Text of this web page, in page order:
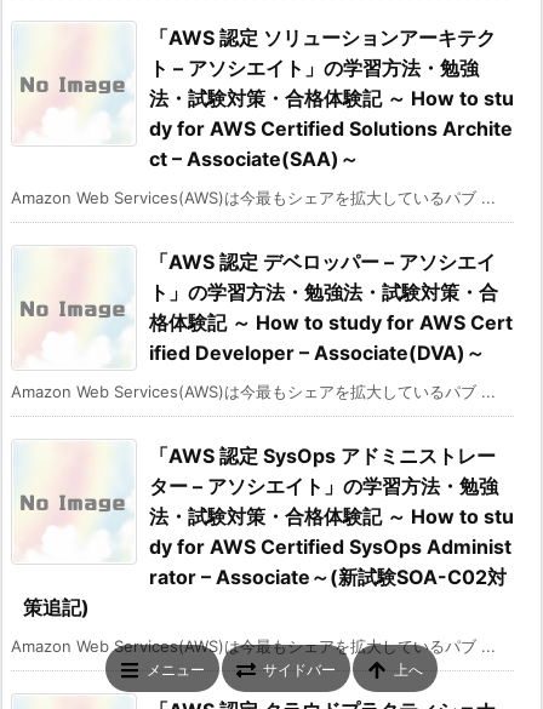
「AWS 認定 ソリューションアーキテク
ト – アソシエイト」の学習方法・勉強
法・試験対策・合格体験記 ～ How to stu
dy for AWS Certified Solutions Archite
ct – Associate(SAA)～
Amazon Web Services(AWS)は今最もシェアを拡大しているパブ ...
「AWS 認定 デベロッパー – アソシエイ
ト」の学習方法・勉強法・試験対策・合
格体験記 ～ How to study for AWS Cert
ified Developer – Associate(DVA)～
Amazon Web Services(AWS)は今最もシェアを拡大しているパブ ...
「AWS 認定 SysOps アドミニストレー
ター – アソシエイト」の学習方法・勉強
法・試験対策・合格体験記 ～ How to stu
dy for AWS Certified SysOps Administ
rator – Associate～(新試験SOA-C02対
策追記)
Amazon Web Services(AWS)は今最もシェアを拡大しているパブ ...
メニュー サイドバー 上へ